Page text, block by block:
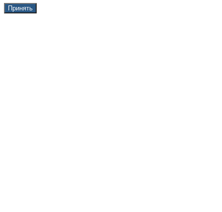
Принять